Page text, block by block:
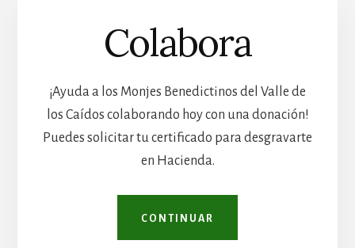
Colabora
¡Ayuda a los Monjes Benedictinos del Valle de
los Caídos colaborando hoy con una donación!
Puedes solicitar tu certificado para desgravarte
en Hacienda.
CONTINUAR